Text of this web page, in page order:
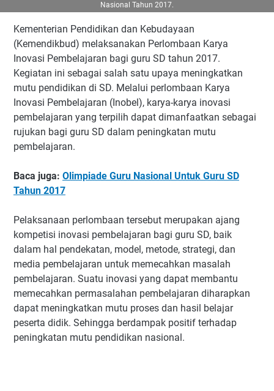
Nasional Tahun 2017.
Kementerian Pendidikan dan Kebudayaan
(Kemendikbud) melaksanakan Perlombaan Karya
Inovasi Pembelajaran bagi guru SD tahun 2017.
Kegiatan ini sebagai salah satu upaya meningkatkan
mutu pendidikan di SD. Melalui perlombaan Karya
Inovasi Pembelajaran (Inobel), karya-karya inovasi
pembelajaran yang terpilih dapat dimanfaatkan sebagai
rujukan bagi guru SD dalam peningkatan mutu
pembelajaran.
Baca juga: Olimpiade Guru Nasional Untuk Guru SD
Tahun 2017
Pelaksanaan perlombaan tersebut merupakan ajang
kompetisi inovasi pembelajaran bagi guru SD, baik
dalam hal pendekatan, model, metode, strategi, dan
media pembelajaran untuk memecahkan masalah
pembelajaran. Suatu inovasi yang dapat membantu
memecahkan permasalahan pembelajaran diharapkan
dapat meningkatkan mutu proses dan hasil belajar
peserta didik. Sehingga berdampak positif terhadap
peningkatan mutu pendidikan nasional.